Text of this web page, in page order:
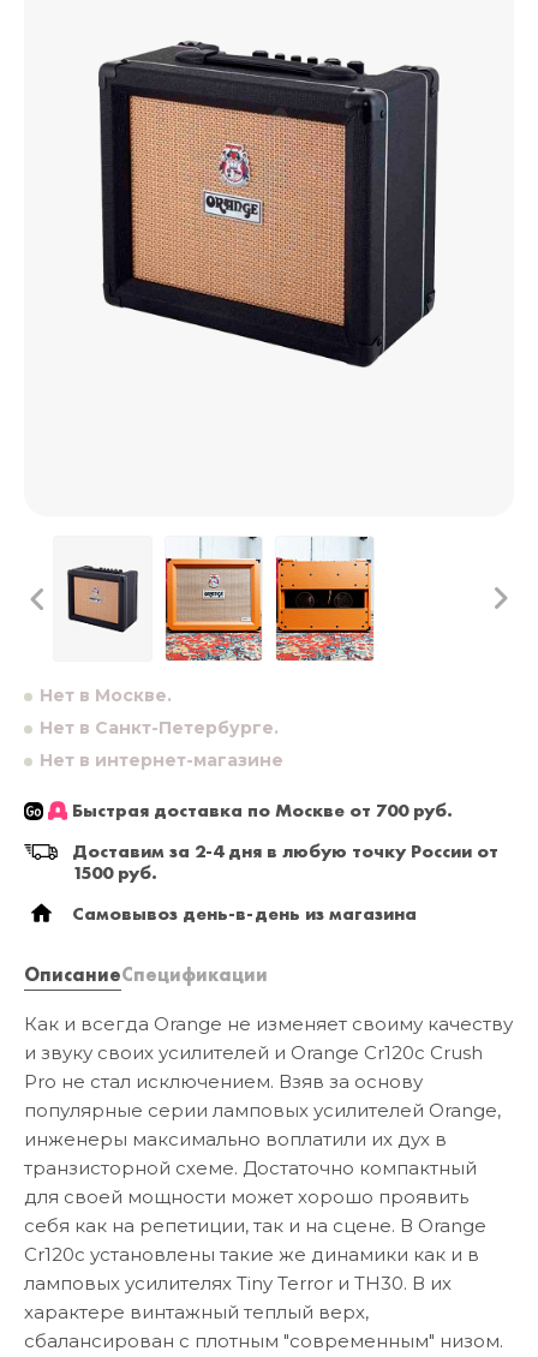
Нет в Москве.
Нет в Санкт-Петербурге.
Нет в интернет-магазине
Быстрая доставка по Москве от 700 руб.
Доставим за 2-4 дня в любую точку России от
1500 руб.
Самовывоз день-в-день из магазина
ОписаниеСпецификации
Как и всегда Orange не изменяет своиму качеству
и звуку своих усилителей и Orange Cr120c Crush
Pro не стал исключением. Взяв за основу
популярные серии ламповых усилителей Orange,
инженеры максимально воплатили их дух в
транзисторной схеме. Достаточно компактный
для своей мощности может хорошо проявить
себя как на репетиции, так и на сцене. В Orange
Cr120c установлены такие же динамики как и в
ламповых усилителях Tiny Terror и TH30. В их
характере винтажный теплый верх,
сбалансирован с плотным "современным" низом.